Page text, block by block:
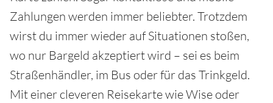
Zahlungen werden immer beliebter. Trotzdem
wirst du immer wieder auf Situationen stoßen,
wo nur Bargeld akzeptiert wird – sei es beim
Straßenhändler, im Bus oder für das Trinkgeld.
Mit einer cleveren Reisekarte wie Wise oder